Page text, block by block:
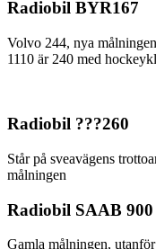
Radiobil BYR167
Volvo 244, nya
1110 är 240 med
Radiobil ???260
Står på sveavägens
målningen
Radiobil SAAB 900
Gamla målningen,